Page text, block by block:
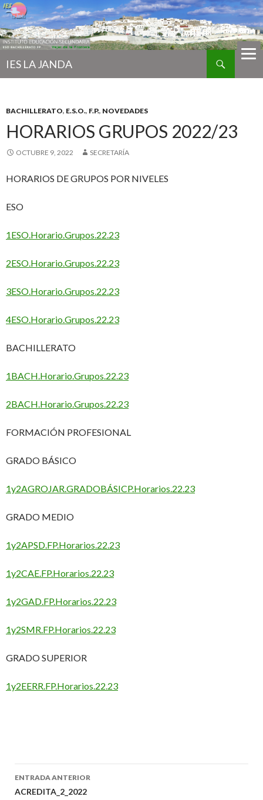
IES LA JANDA
BACHILLERATO, E.S.O., F.P., NOVEDADES
HORARIOS GRUPOS 2022/23
OCTUBRE 9, 2022 SECRETARÍA
HORARIOS DE GRUPOS POR NIVELES
ESO
1ESO.Horario.Grupos.22.23
2ESO.Horario.Grupos.22.23
3ESO.Horario.Grupos.22.23
4ESO.Horario.Grupos.22.23
BACHILLERATO
1BACH.Horario.Grupos.22.23
2BACH.Horario.Grupos.22.23
FORMACIÓN PROFESIONAL
GRADO BÁSICO
1y2AGROJAR.GRADOBÁSICP.Horarios.22.23
GRADO MEDIO
1y2APSD.FP.Horarios.22.23
1y2CAE.FP.Horarios.22.23
1y2GAD.FP.Horarios.22.23
1y2SMR.FP.Horarios.22.23
GRADO SUPERIOR
1y2EERR.FP.Horarios.22.23
Ir
ENTRADA ANTERIOR
ACREDITA_2_2022